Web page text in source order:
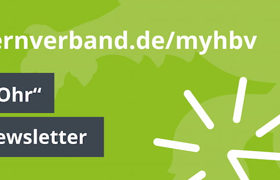
eindeutige Votum und seinem Vorgänger Dr. Bernd
seit 2009.
weiter zu stabilisieren und der älteren Generation
in seiner Rede. Jedoch habe die Corona-Pandemie das
stark eingeschränkt. Nunmehr gelte es, das Mit- und
Dazu zähle auch eine kontinuierliche Nachwuchswerbung.
Schmal, und HBV-Generalsekretär Hans-Georg Paulus
HBV-Vizepräsident, langjähriger Vorsitzender des
Landseniorenverbandes für die neue Aufgabe auf
in zahlreichen Ehrenämtern über sehr große